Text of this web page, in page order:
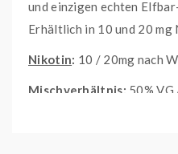
und einzigen echten
Erhältlich in 10 und 20 mg
Nikotin: 10 / 20mg nach
Mischverhältnis: 50% VG